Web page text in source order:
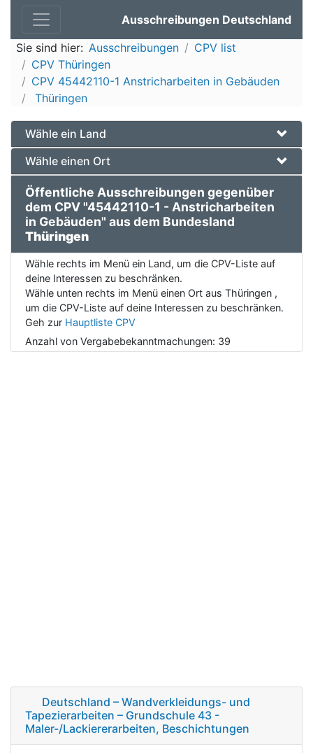
Ausschreibungen Deutschland
Sie sind hier: Ausschreibungen
CPV list
CPV Thüringen
CPV 45442110-1 Anstricharbeiten in Gebäuden
Thüringen
Wähle ein Land
Wähle einen Ort
Öffentliche Ausschreibungen gegenüber
dem CPV "45442110-1 - Anstricharbeiten
in Gebäuden" aus dem Bundesland
Thüringen
Wähle rechts im Menü ein Land, um die CPV-Liste auf
deine Interessen zu beschränken.
Wähle unten rechts im Menü einen Ort aus Thüringen ,
um die CPV-Liste auf deine Interessen zu beschränken.
Geh zur Hauptliste CPV
Anzahl von Vergabebekanntmachungen: 39
Deutschland – Wandverkleidungs- und
Tapezierarbeiten – Grundschule 43 -
Maler-/Lackiererarbeiten, Beschichtungen